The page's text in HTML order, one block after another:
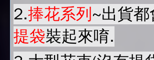
2.捧花系列~出貨都
提袋裝起來唷.